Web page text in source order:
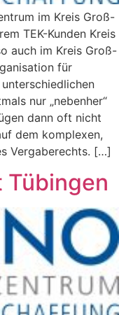
im Kreis Groß-
TEK-Kunden Kreis
auch im Kreis Groß-
für
nur „nebenher“
dann oft nicht
dem komplexen,
Vergaberechts. […]